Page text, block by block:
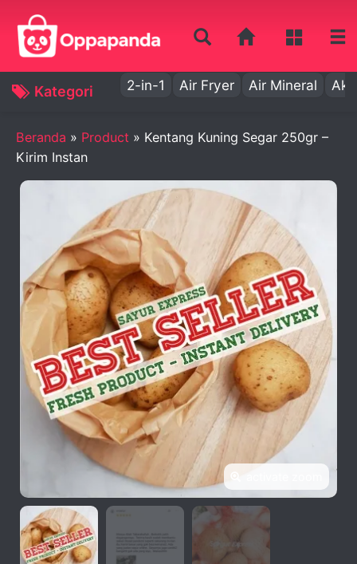
Kategori 2-in-1 Air Fryer Air Mineral Aki
Beranda » Product » Kentang Kuning Segar 250gr –
Kirim Instan